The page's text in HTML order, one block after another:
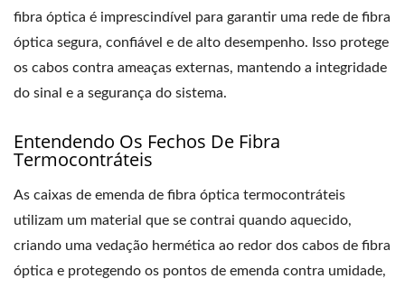
fibra óptica é imprescindível para garantir uma rede de fibra
óptica segura, confiável e de alto desempenho. Isso protege
os cabos contra ameaças externas, mantendo a integridade
do sinal e a segurança do sistema.
Entendendo Os Fechos De Fibra
Termocontráteis
As caixas de emenda de fibra óptica termocontráteis
utilizam um material que se contrai quando aquecido,
criando uma vedação hermética ao redor dos cabos de fibra
óptica e protegendo os pontos de emenda contra umidade,